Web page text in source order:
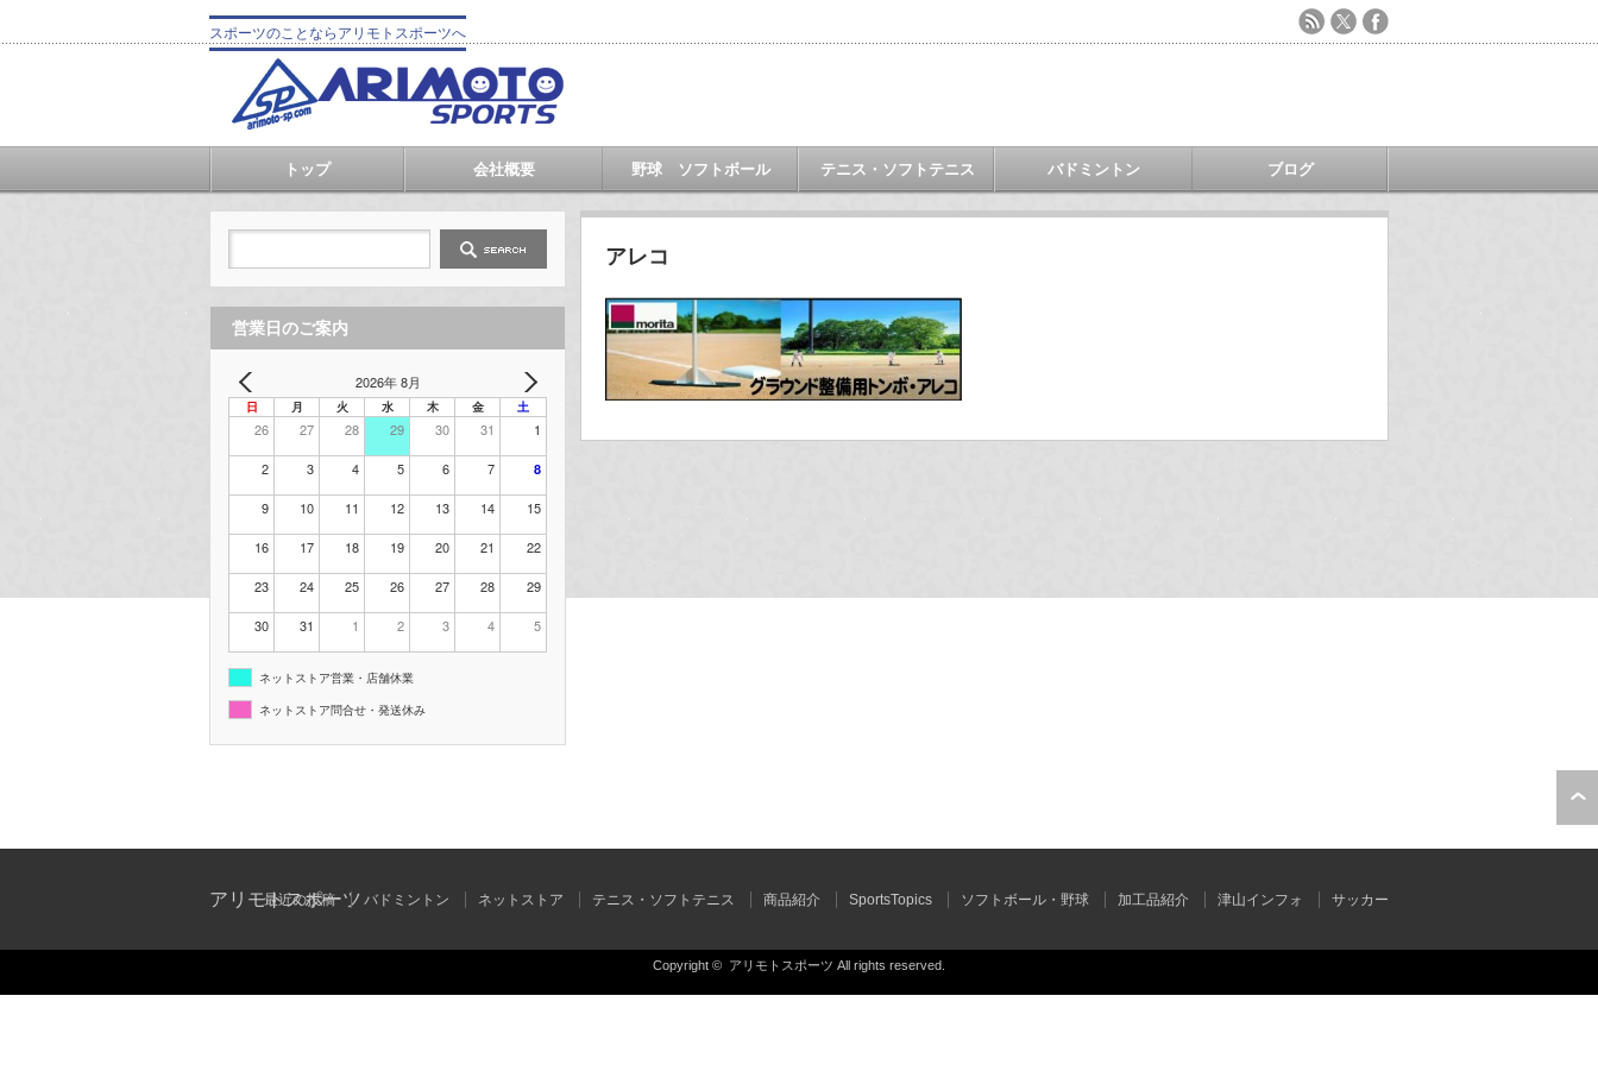
スポーツのことならアリモトスポーツへ
トップ 会社概要 野球 ソフトボール テニス・ソフトテニス バドミントン ブログ
アレコ
営業日のご案内
2026年 8月
日 月 火 水 木 金 土
26 27 28 29 30 31 1
2 3 4 5 6 7 8
9 10 11 12 13 14 15
16 17 18 19 20 21 22
23 24 25 26 27 28 29
30 31 1 2 3 4 5
ネットストア営業・店舗休業
ネットストア問合せ・発送休み
アリモトスポーツ
最近の投稿 バドミントン ネットストア テニス・ソフトテニス 商品紹介 SportsTopics ソフトボール・野球 加工品紹介 津山インフォ サッカー
Copyright © アリモトスポーツ All rights reserved.